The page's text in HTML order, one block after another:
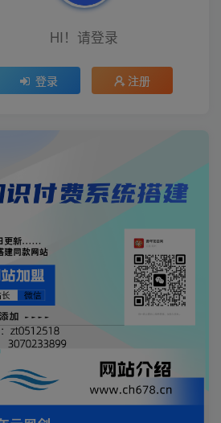
HI！请登录
登录 注册